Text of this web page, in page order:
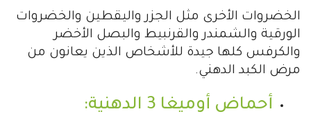
الخضروات الأخرى مثل الجزر واليقطين والخضروات
الورقية والشمندر والقرنبيط والبصل الأخضر
والكرفس كلها جيدة للأشخاص الذين يعانون من
مرض الكبد الدهني.
أحماض أوميغا 3 الدهنية: